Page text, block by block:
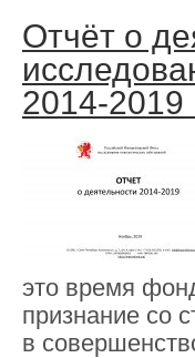
Отчёт о
2014-2019
это время
признание со
в